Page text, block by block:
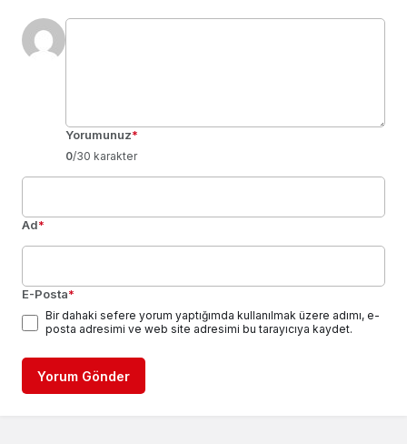
Yorumunuz*
0/30 karakter
Ad*
E-Posta*
Bir dahaki sefere yorum yaptığımda kullanılmak üzere adımı, e-
posta adresimi ve web site adresimi bu tarayıcıya kaydet.
Yorum Gönder